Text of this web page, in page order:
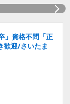
」資格不問「正
歓迎/さいたま